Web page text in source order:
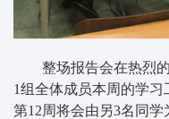
整场报告会在热烈的
1组全体成员本周的学
第12周将会由另3名同学